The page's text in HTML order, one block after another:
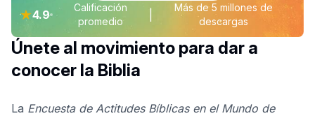
★4.9
Calificación
promedio
Más de 5 millones de
descargas
Únete al movimiento para dar a
conocer la Biblia
La Encuesta de Actitudes Bíblicas en el Mundo de